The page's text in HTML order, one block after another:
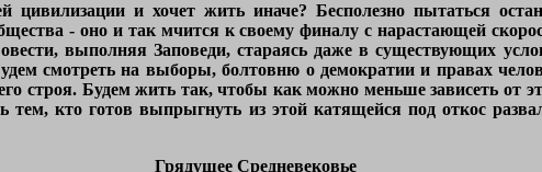
и хочет жить иначе? Бесполезно пытаться
- оно и так мчится к своему финалу с нарастающей
выполняя Заповеди, стараясь даже в существующих
смотреть на выборы, болтовню о демократии и правах
строя. Будем жить так, чтобы как можно меньше зависеть от
кто готов выпрыгнуть из этой катящейся под откос
Грядущее Средневековье